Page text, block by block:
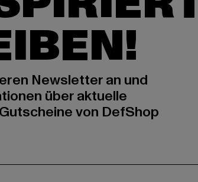
Newsletter an und
über aktuelle
von DefShop